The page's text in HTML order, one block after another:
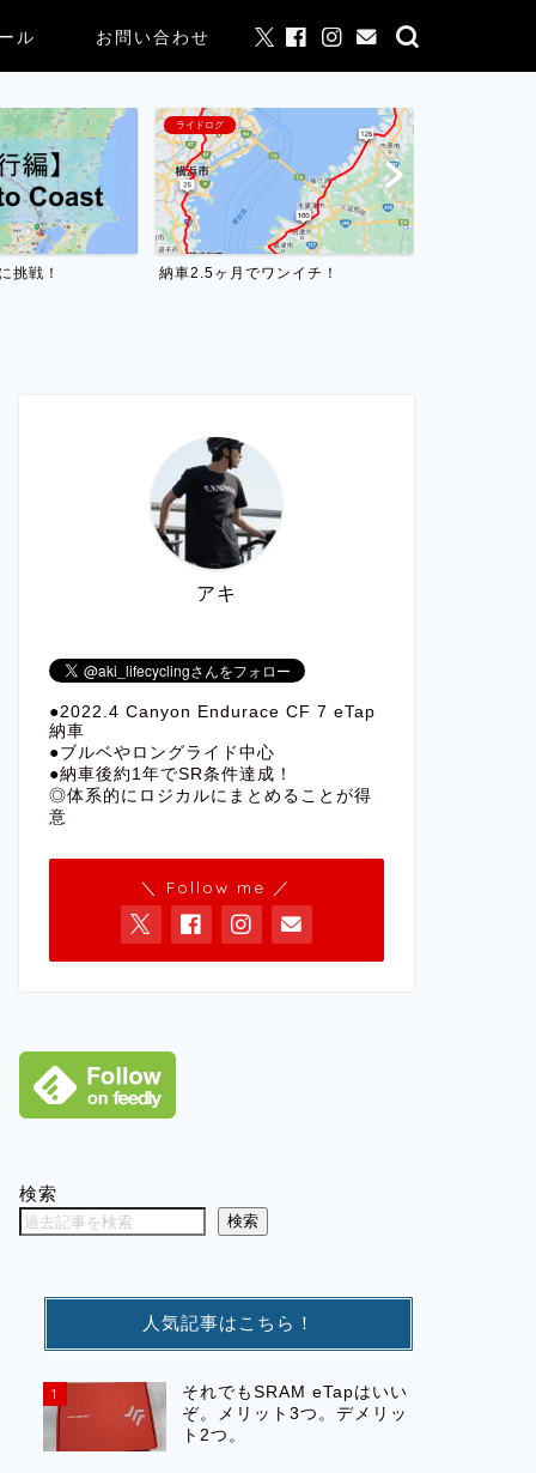
ル お問い合わせ
挑戦！
ライドログ
納車2.5ヶ月でワンイチ！
アキ
●2022.4 Canyon Endurace CF 7 eTap
納車
●ブルベやロングライド中心
●納車後約1年でSR条件達成！
◎体系的にロジカルにまとめることが得
意
＼ Follow me ／
検索
検索
人気記事はこちら！
1
それでもSRAM eTapはいい
ぞ。メリット3つ。デメリッ
ト2つ。